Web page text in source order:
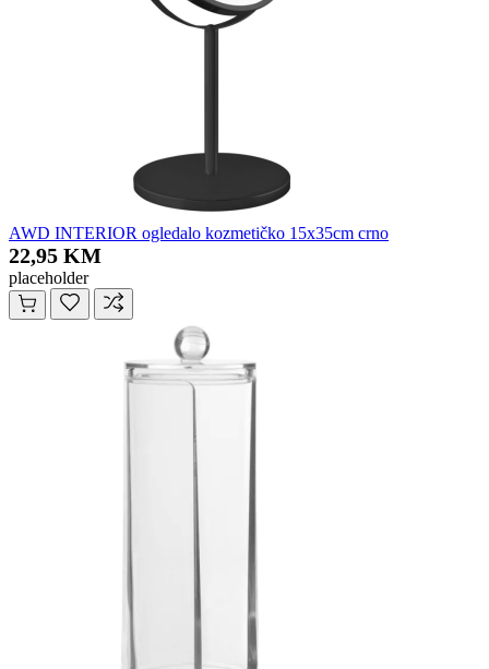
AWD INTERIOR ogledalo kozmetičko 15x35cm crno
22,95 KM
placeholder